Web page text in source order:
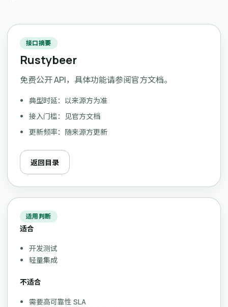
接口摘要
Rustybeer
免费公开 API，具体功能请参阅官方文档。
典型时延：以来源方为准
接入门槛：见官方文档
更新频率：随来源方更新
返回目录
适用判断
适合
开发测试
轻量集成
不适合
需要高可靠性 SLA